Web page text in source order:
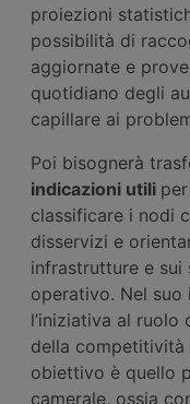
proiezioni
possibilità di
aggiornate e
quotidiano degli
capillare ai
Poi bisognerà
indicazioni utili
classificare i nodi
disservizi e
infrastrutture e
operativo. Nel suo
l’iniziativa al ruolo
della competitività
obiettivo è quello
camerale, ossia